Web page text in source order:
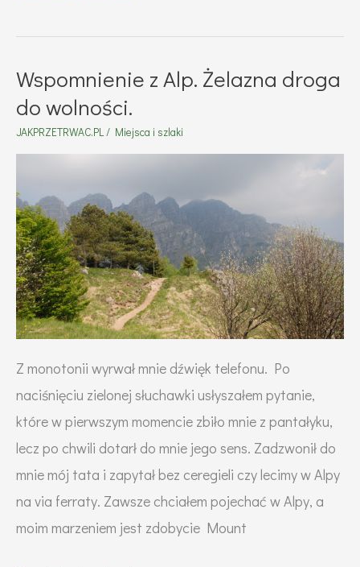
GAMMA
1
jak
Piani
d’Erna
(Lecco,
Włochy).
Wspomnienie z Alp. Żelazna droga
do wolności.
JAKPRZETRWAC.PL/ Miejsca i szlaki
Z monotonii wyrwał mnie dźwięk telefonu. Po
naciśnięciu zielonej słuchawki usłyszałem pytanie,
które w pierwszym momencie zbiło mnie z pantałyku,
lecz po chwili dotarł do mnie jego sens. Zadzwonił do
mnie mój tata i zapytał bez ceregieli czy lecimy w Alpy
na via ferraty. Zawsze chciałem pojechać w Alpy, a
moim marzeniem jest zdobycie Mount